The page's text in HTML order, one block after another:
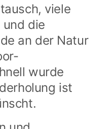
viele
und die
an der Natur
wurde
ist